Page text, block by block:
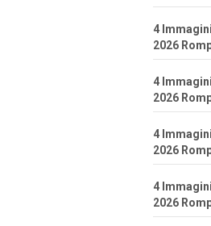
4
2026
4
2026
4
2026
4
2026